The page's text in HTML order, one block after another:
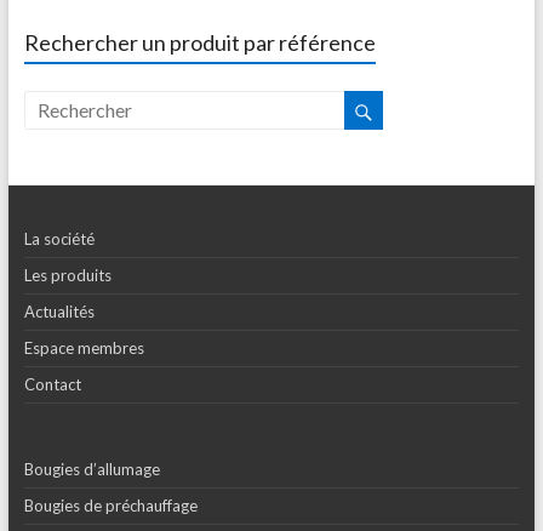
Rechercher un produit par référence
La société
Les produits
Actualités
Espace membres
Contact
Bougies d’allumage
Bougies de préchauffage